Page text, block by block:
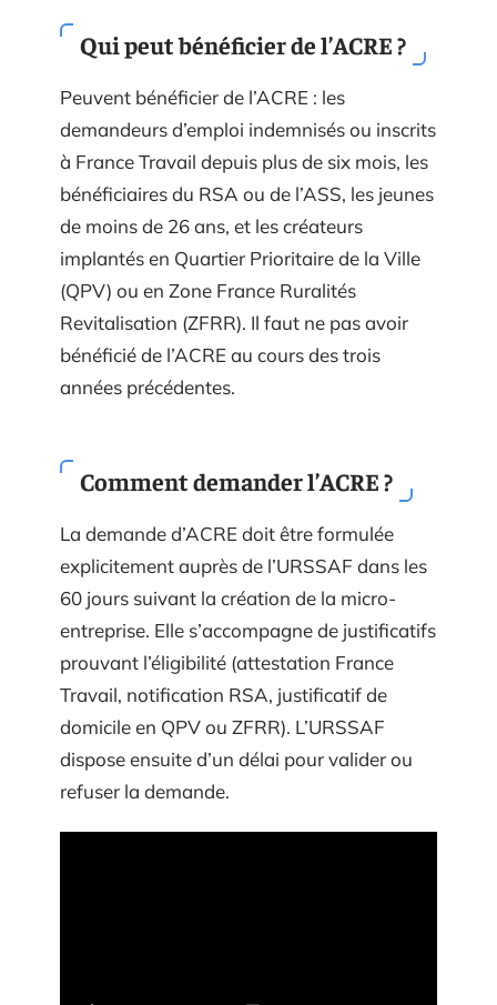
Qui peut bénéficier de l’ACRE ?
Peuvent bénéficier de l’ACRE : les
demandeurs d’emploi indemnisés ou inscrits
à France Travail depuis plus de six mois, les
bénéficiaires du RSA ou de l’ASS, les jeunes
de moins de 26 ans, et les créateurs
implantés en Quartier Prioritaire de la Ville
(QPV) ou en Zone France Ruralités
Revitalisation (ZFRR). Il faut ne pas avoir
bénéficié de l’ACRE au cours des trois
années précédentes.
Comment demander l’ACRE ?
La demande d’ACRE doit être formulée
explicitement auprès de l’URSSAF dans les
60 jours suivant la création de la micro-
entreprise. Elle s’accompagne de justificatifs
prouvant l’éligibilité (attestation France
Travail, notification RSA, justificatif de
domicile en QPV ou ZFRR). L’URSSAF
dispose ensuite d’un délai pour valider ou
refuser la demande.